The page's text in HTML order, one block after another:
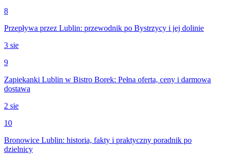
8
Przepływa przez Lublin: przewodnik po Bystrzycy i jej dolinie
3 sie
9
Zapiekanki Lublin w Bistro Borek: Pełna oferta, ceny i darmowa
dostawa
2 sie
10
Bronowice Lublin: historia, fakty i praktyczny poradnik po
dzielnicy